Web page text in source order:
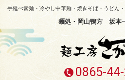
手延べ素麺・冷やし中華麺・焼きそば・うどん
麺処・岡山鴨方 坂本
0865-